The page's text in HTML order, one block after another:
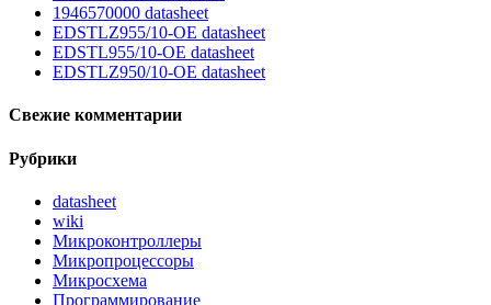
1946570000 datasheet
EDSTLZ955/10-OE datasheet
EDSTL955/10-OE datasheet
EDSTLZ950/10-OE datasheet
Свежие комментарии
Рубрики
datasheet
wiki
Микроконтроллеры
Микропроцессоры
Микросхема
Программирование